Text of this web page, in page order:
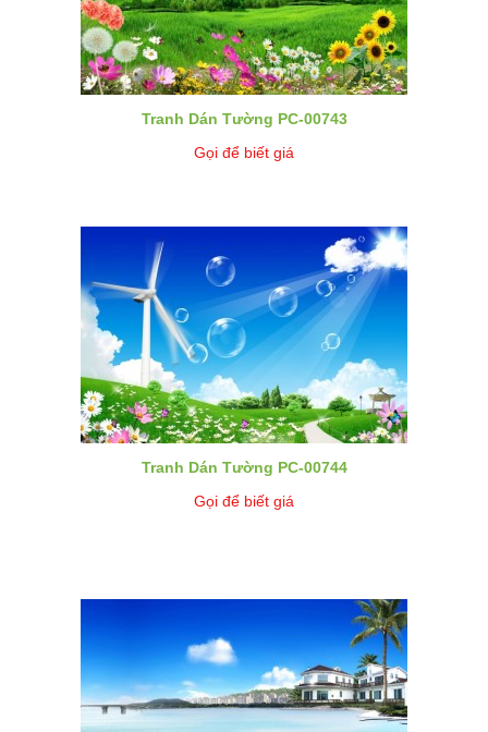
Tranh Dán Tường PC-00743
Gọi để biết giá
Tranh Dán Tường PC-00744
Gọi để biết giá